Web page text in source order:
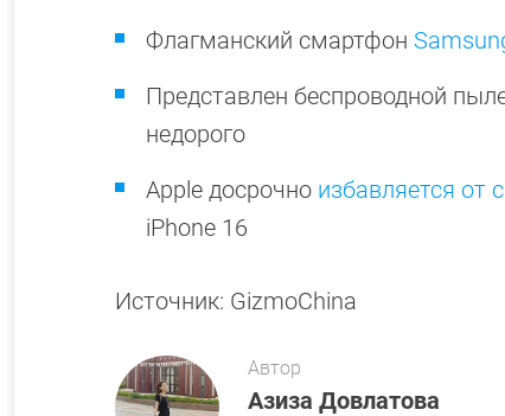
Флагманский смартфон
Представлен беспроводной
недорого
Apple досрочно избавляется от
iPhone 16
Источник: GizmoChina
Автор
Азиза Довлатова